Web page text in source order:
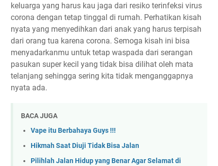
keluarga yang harus kau jaga dari resiko terinfeksi virus
corona dengan tetap tinggal di rumah. Perhatikan kisah
nyata yang menyedihkan dari anak yang harus terpisah
dari orang tua karena corona. Semoga kisah ini bisa
menyadarkanmu untuk tetap waspada dari serangan
pasukan super kecil yang tidak bisa dilihat oleh mata
telanjang sehingga sering kita tidak menganggapnya
nyata ada.
BACA JUGA
Vape itu Berbahaya Guys !!!
Hikmah Saat Diuji Tidak Bisa Jalan
Pilihlah Jalan Hidup yang Benar Agar Selamat di